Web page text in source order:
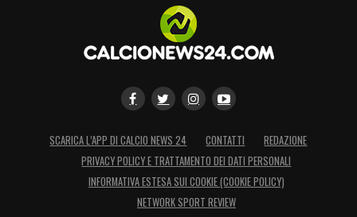
SCARICA L’APP DI CALCIO NEWS 24 CONTATTI
REDAZIONE
PRIVACY POLICY E TRATTAMENTO DEI DATI PERSONALI
INFORMATIVA ESTESA SUI COOKIE (COOKIE POLICY)
NETWORK SPORT REVIEW